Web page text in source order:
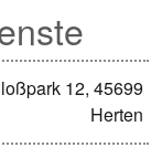
12, 45699
Herten